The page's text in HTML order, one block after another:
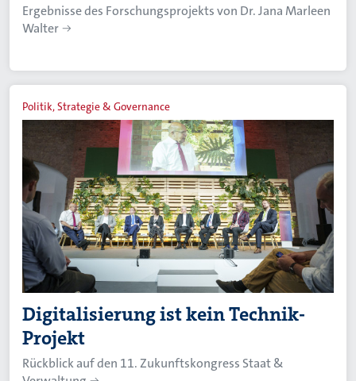
Ergebnisse des Forschungsprojekts von Dr. Jana Marleen
Walter
Politik, Strategie & Governance
Digitalisierung ist kein Technik-
Projekt
Rückblick auf den 11. Zukunftskongress Staat &